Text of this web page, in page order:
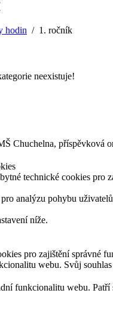
hodin / 1. ročník
neexistuje!
Chuchelna, příspěvková
technické cookies pro
analýzu pohybu
níže.
pro zajištění správné
webu. Svůj
funkcionalitu webu.